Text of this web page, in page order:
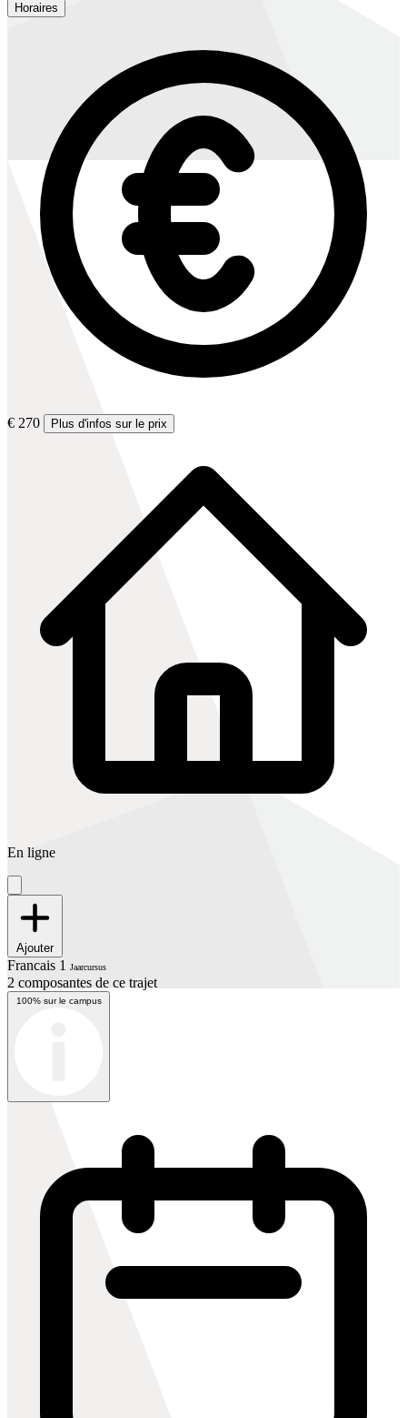
Horaires
€ 270 Plus d'infos sur le prix
En ligne
Ajouter
Francais 1 Jaarcursus
2 composantes de ce trajet
100% sur le campus